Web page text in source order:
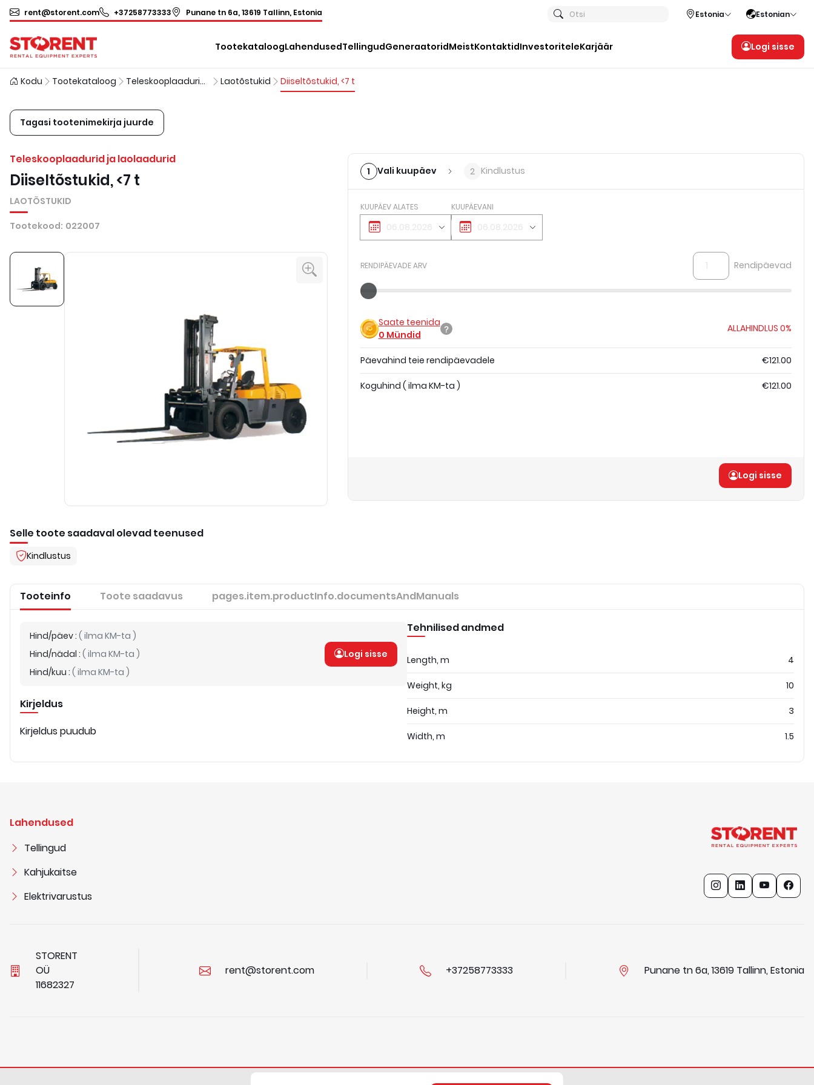
rent@storent.com +37258773333 Punane tn 6a, 13619 Tallinn, Estonia Otsi Estonia Estonian
TootekataloogLahendusedTellingudGeneraatoridMeistKontaktidInvestoriteleKarjäär Logi sisse
Kodu Tootekataloog Teleskooplaadurid ja laolaadurid Laotõstukid Diiseltõstukid, <7 t
Tagasi tootenimekirja juurde
Teleskooplaadurid ja laolaadurid
Diiseltõstukid, <7 t
LAOTÕSTUKID
Tootekood: 022007
Selle toote saadaval olevad teenused
Kindlustus
1 Vali kuupäev 2 Kindlustus
KUUPÄEV ALATES KUUPÄEVANI
RENDIPÄEVADE ARV Rendipäevad
Saate teenida
0 Mündid
ALLAHINDLUS 0%
Päevahind teie rendipäevadele €121.00
Koguhind ( ilma KM-ta ) €121.00
Logi sisse
Tooteinfo Toote saadavus pages.item.productInfo.documentsAndManuals
Hind/päev: ( ilma KM-ta )
Hind/nädal : ( ilma KM-ta )
Hind/kuu : ( ilma KM-ta )
Logi sisse
Kirjeldus
Kirjeldus puudub
Tehnilised andmed
Length, m 4
Weight, kg 10
Height, m 3
Width, m 1.5
Lahendused
Tellingud
Kahjukaitse
Elektrivarustus
STORENT
OÜ
11682327
rent@storent.com +37258773333 Punane tn 6a, 13619 Tallinn, Estonia